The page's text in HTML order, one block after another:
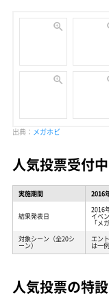
出典： メガホビ
人気投票受付中
実施期間 2016
結果発表日
2016
イベ
「メ
対象シーン（全20シ
ーン）
エン
は一
人気投票の特